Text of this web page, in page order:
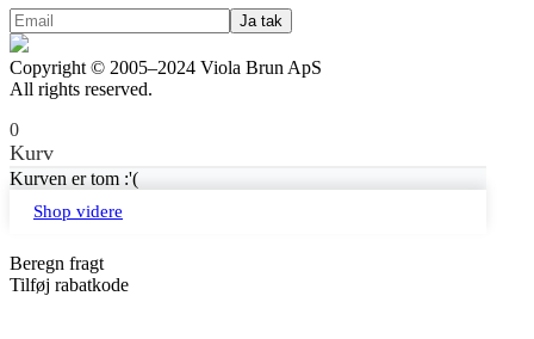
Copyright © 2005–2024 Viola Brun ApS
All rights reserved.
0
Kurv
Kurven er tom :'(
Shop videre
Beregn fragt
Tilføj rabatkode